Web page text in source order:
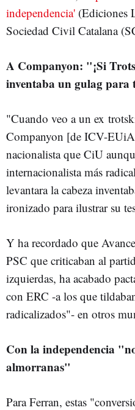
independencia' (Ediciones
Sociedad Civil Catalana
A Companyon: "¡Si
inventaba un gulag para
"Cuando veo a un ex
Companyon [de ICV-
nacionalista que CiU
internacionalista más
levantara la cabeza
ironizado para ilustrar su
Y ha recordado que
PSC que criticaban al
izquierdas, ha acabado
con ERC -a los que
radicalizados"- en otros
Con la independencia
almorranas"
Para Ferran, estas